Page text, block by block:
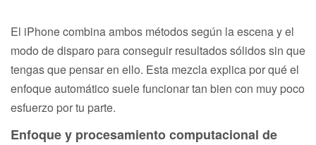
El iPhone combina ambos métodos según la escena y el
modo de disparo para conseguir resultados sólidos sin que
tengas que pensar en ello. Esta mezcla explica por qué el
enfoque automático suele funcionar tan bien con muy poco
esfuerzo por tu parte.
Enfoque y procesamiento computacional de